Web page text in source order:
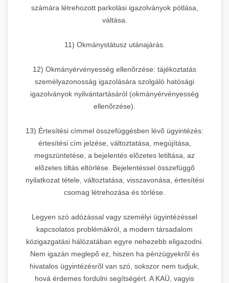
számára létrehozott parkolási igazolványok pótlása,
váltása.
11) Okmánystátusz utánajárás.
12) Okmányérvényesség ellenõrzése: tájékoztatás
személyazonosság igazolására szolgáló hatósági
igazolványok nyilvántartásáról (okmányérvényesség
ellenõrzése).
13) Értesítési címmel összefüggésben lévõ ügyintézés:
értesítési cím jelzése, változtatása, megújítása,
megszüntetése, a bejelentés elõzetes letiltása, az
elõzetes tiltás eltörlése. Bejelentéssel összefüggõ
nyilatkozat tétele, változtatása, visszavonása, értesítési
csomag létrehozása és törlése.
Legyen szó adózással vagy személyi ügyintézéssel
kapcsolatos problémákról, a modern társadalom
közigazgatási hálózatában egyre nehezebb eligazodni.
Nem igazán meglepõ ez, hiszen ha pénzügyekrõl és
hivatalos ügyintézésrõl van szó, sokszor nem tudjuk,
hová érdemes fordulni segítségért. A KAÜ, vagyis